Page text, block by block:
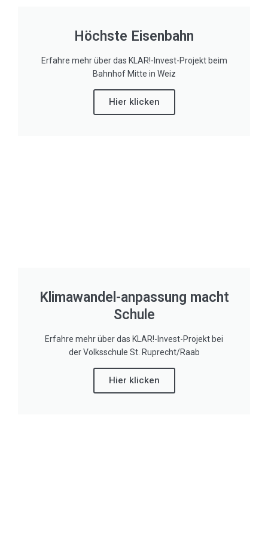
Höchste Eisenbahn
Erfahre mehr über das KLAR!-Invest-Projekt beim
Bahnhof Mitte in Weiz
Hier klicken
Klimawandel-anpassung macht
Schule
Erfahre mehr über das KLAR!-Invest-Projekt bei
der Volksschule St. Ruprecht/Raab
Hier klicken